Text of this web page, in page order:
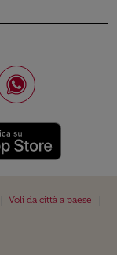
Voli da città a paese